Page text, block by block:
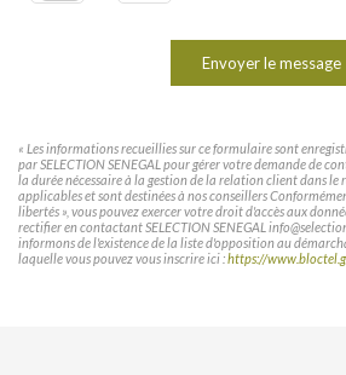
Envoyer le message
« Les informations recueillies sur ce formulaire sont
par SELECTION SENEGAL pour gérer votre demande de
la durée nécessaire à la gestion de la relation client dans le
applicables et sont destinées à nos conseillers
libertés », vous pouvez exercer votre droit d'accès aux
rectifier en contactant SELECTION SENEGAL
informons de l'existence de la liste d'opposition au
laquelle vous pouvez vous inscrire ici :https://